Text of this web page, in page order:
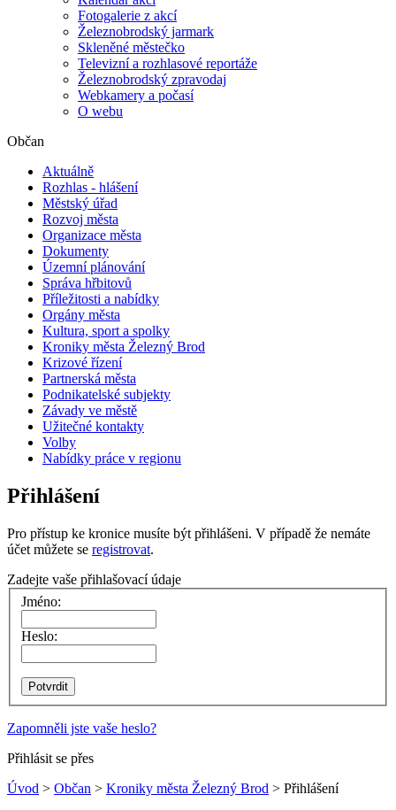
Fotogalerie z akcí
Železnobrodský jarmark
Skleněné městečko
Televizní a rozhlasové reportáže
Železnobrodský zpravodaj
Webkamery a počasí
O webu
Občan
Aktuálně
Rozhlas - hlášení
Městský úřad
Rozvoj města
Organizace města
Dokumenty
Územní plánování
Správa hřbitovů
Příležitosti a nabídky
Orgány města
Kultura, sport a spolky
Kroniky města Železný Brod
Krizové řízení
Partnerská města
Podnikatelské subjekty
Závady ve městě
Užitečné kontakty
Volby
Nabídky práce v regionu
Přihlášení
Pro přístup ke kronice musíte být přihlášeni. V případě že nemáte
účet můžete se registrovat.
Zadejte vaše přihlašovací údaje
Jméno:
Heslo:
Zapomněli jste vaše heslo?
Přihlásit se přes
Úvod > Občan > Kroniky města Železný Brod > Přihlášení